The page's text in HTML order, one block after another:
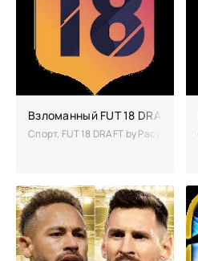
Взломанный FUT 18 DRAFT
Спорт, FUT 18 DRAFT by PacyBits